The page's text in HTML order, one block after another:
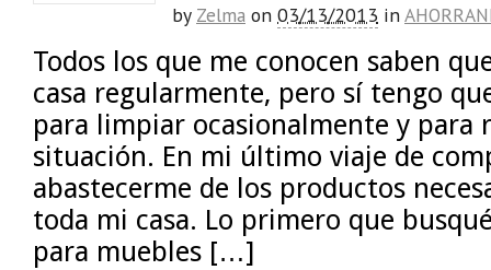
by Zelma on 03/13/2013 in
Todos los que me conocen saben
casa regularmente, pero sí tengo
para limpiar ocasionalmente y para
situación. En mi último viaje de
abastecerme de los productos
toda mi casa. Lo primero que
para muebles […]